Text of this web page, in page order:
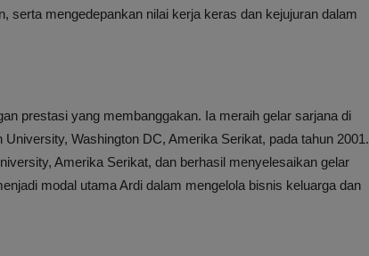
serta mengedepankan nilai kerja keras dan kejujuran dalam
prestasi yang membanggakan. Ia meraih gelar sarjana di
Washington DC, Amerika Serikat, pada tahun 2001.
Amerika Serikat, dan berhasil menyelesaikan gelar
modal utama Ardi dalam mengelola bisnis keluarga dan